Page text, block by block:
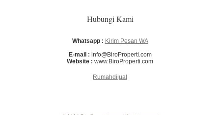
Hubungi Kami
Whatsapp : Kirim Pesan WA
E-mail : info@BiroProperti.com
Website : www.BiroProperti.com
Rumahdijual